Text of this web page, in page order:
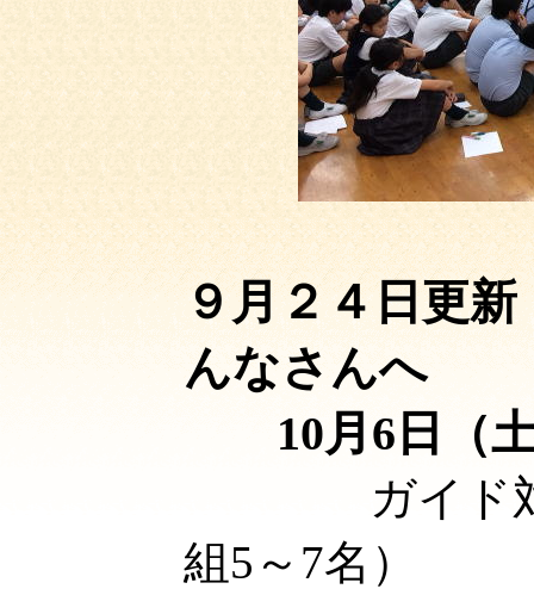
９月２４
んなさんへ
10月6日（
ガイド
組5～7名）